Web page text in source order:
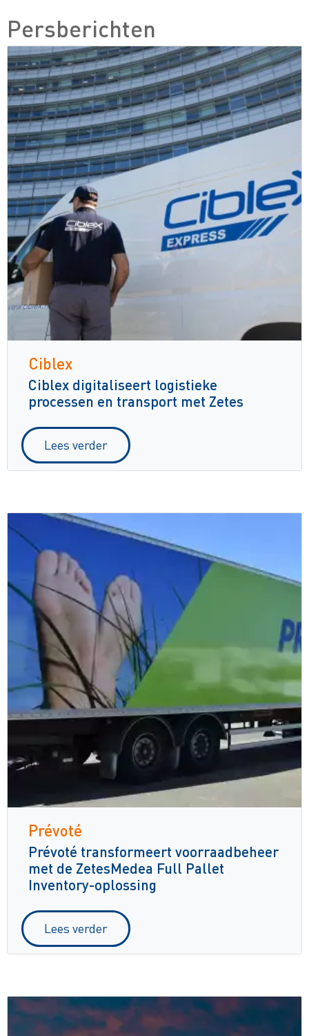
Persberichten
Ciblex
Ciblex digitaliseert logistieke
processen en transport met Zetes
Lees verder
Prévoté
Prévoté transformeert voorraadbeheer
met de ZetesMedea Full Pallet
Inventory-oplossing
Lees verder